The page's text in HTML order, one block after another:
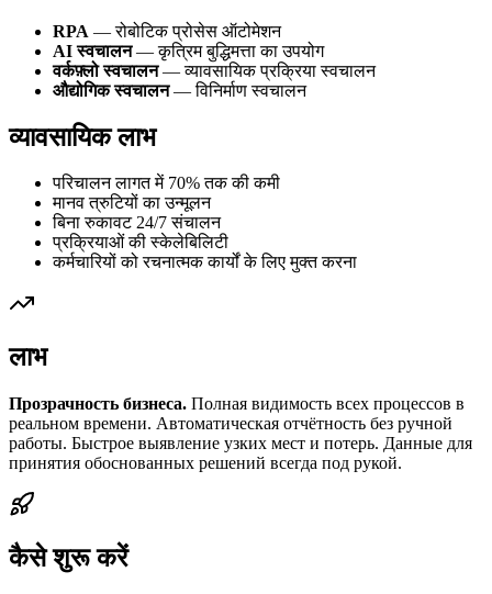
RPA — रोबोटिक प्रोसेस ऑटोमेशन
AI स्वचालन— कृत्रिम बुद्धिमत्ता का उपयोग
वर्कफ़्लो स्वचालन— व्यावसायिक प्रक्रिया स्वचालन
औद्योगिक स्वचालन— विनिर्माण स्वचालन
व्यावसायिक लाभ
परिचालन लागत में 70% तक की कमी
मानव त्रुटियों का उन्मूलन
बिना रुकावट 24/7 संचालन
प्रक्रियाओं की स्केलेबिलिटी
कर्मचारियों को रचनात्मक कार्यों के लिए मुक्त करना
लाभ
Прозрачность бизнеса. Полная видимость всех процессов в
реальном времени. Автоматическая отчётность без ручной
работы. Быстрое выявление узких мест и потерь. Данные для
принятия обоснованных решений всегда под рукой.
कैसे शुरू करें